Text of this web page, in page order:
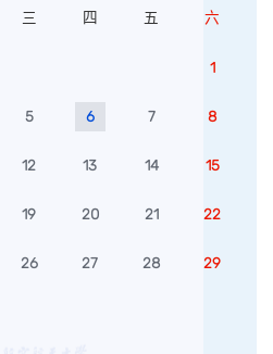
三 四 五 六
1
5 6 7 8
12 13 14 15
19 20 21 22
26 27 28 29